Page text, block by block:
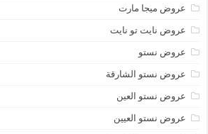
عروض ميجا مارت
عروض نايت تو نايت
عروض نستو
عروض نستو الشارقة
عروض نستو العين
عروض نستو العيين